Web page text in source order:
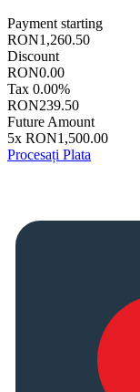
Payment starting
RON1,260.50
Discount
RON0.00
Tax 0.00%
RON239.50
Future Amount
5x RON1,500.00
Procesați Plata